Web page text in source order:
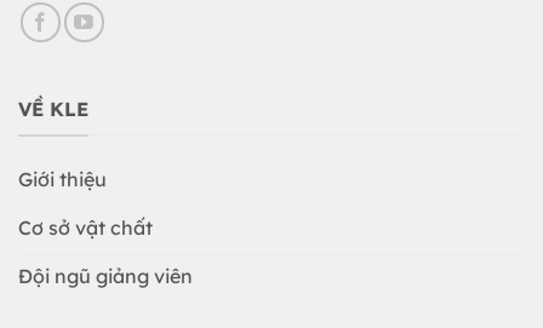
VỀ KLE
Giới thiệu
Cơ sở vật chất
Đội ngũ giảng viên